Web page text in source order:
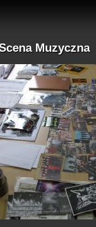
Muzyczna